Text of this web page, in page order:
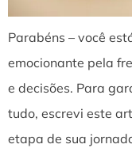
Parabéns – você
emocionante pela
e decisões. Para
tudo, escrevi este
etapa de sua